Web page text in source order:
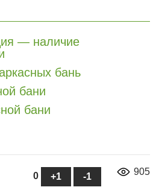
— наличие
бань
бани
бани
905
0